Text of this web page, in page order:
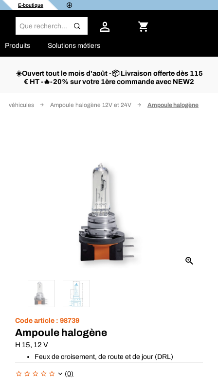
E-boutique
Produits Solutions métiers
☀️Ouvert tout le mois d'août -📦 Livraison offerte dès 115
€ HT -🔥-20% sur votre 1ère commande avec NEW2
véhicules Ampoule halogène 12V et 24V Ampoule halogène
Code article : 98739
Ampoule halogène
H 15, 12 V
Feux de croisement, de route et de jour (DRL)
(0)